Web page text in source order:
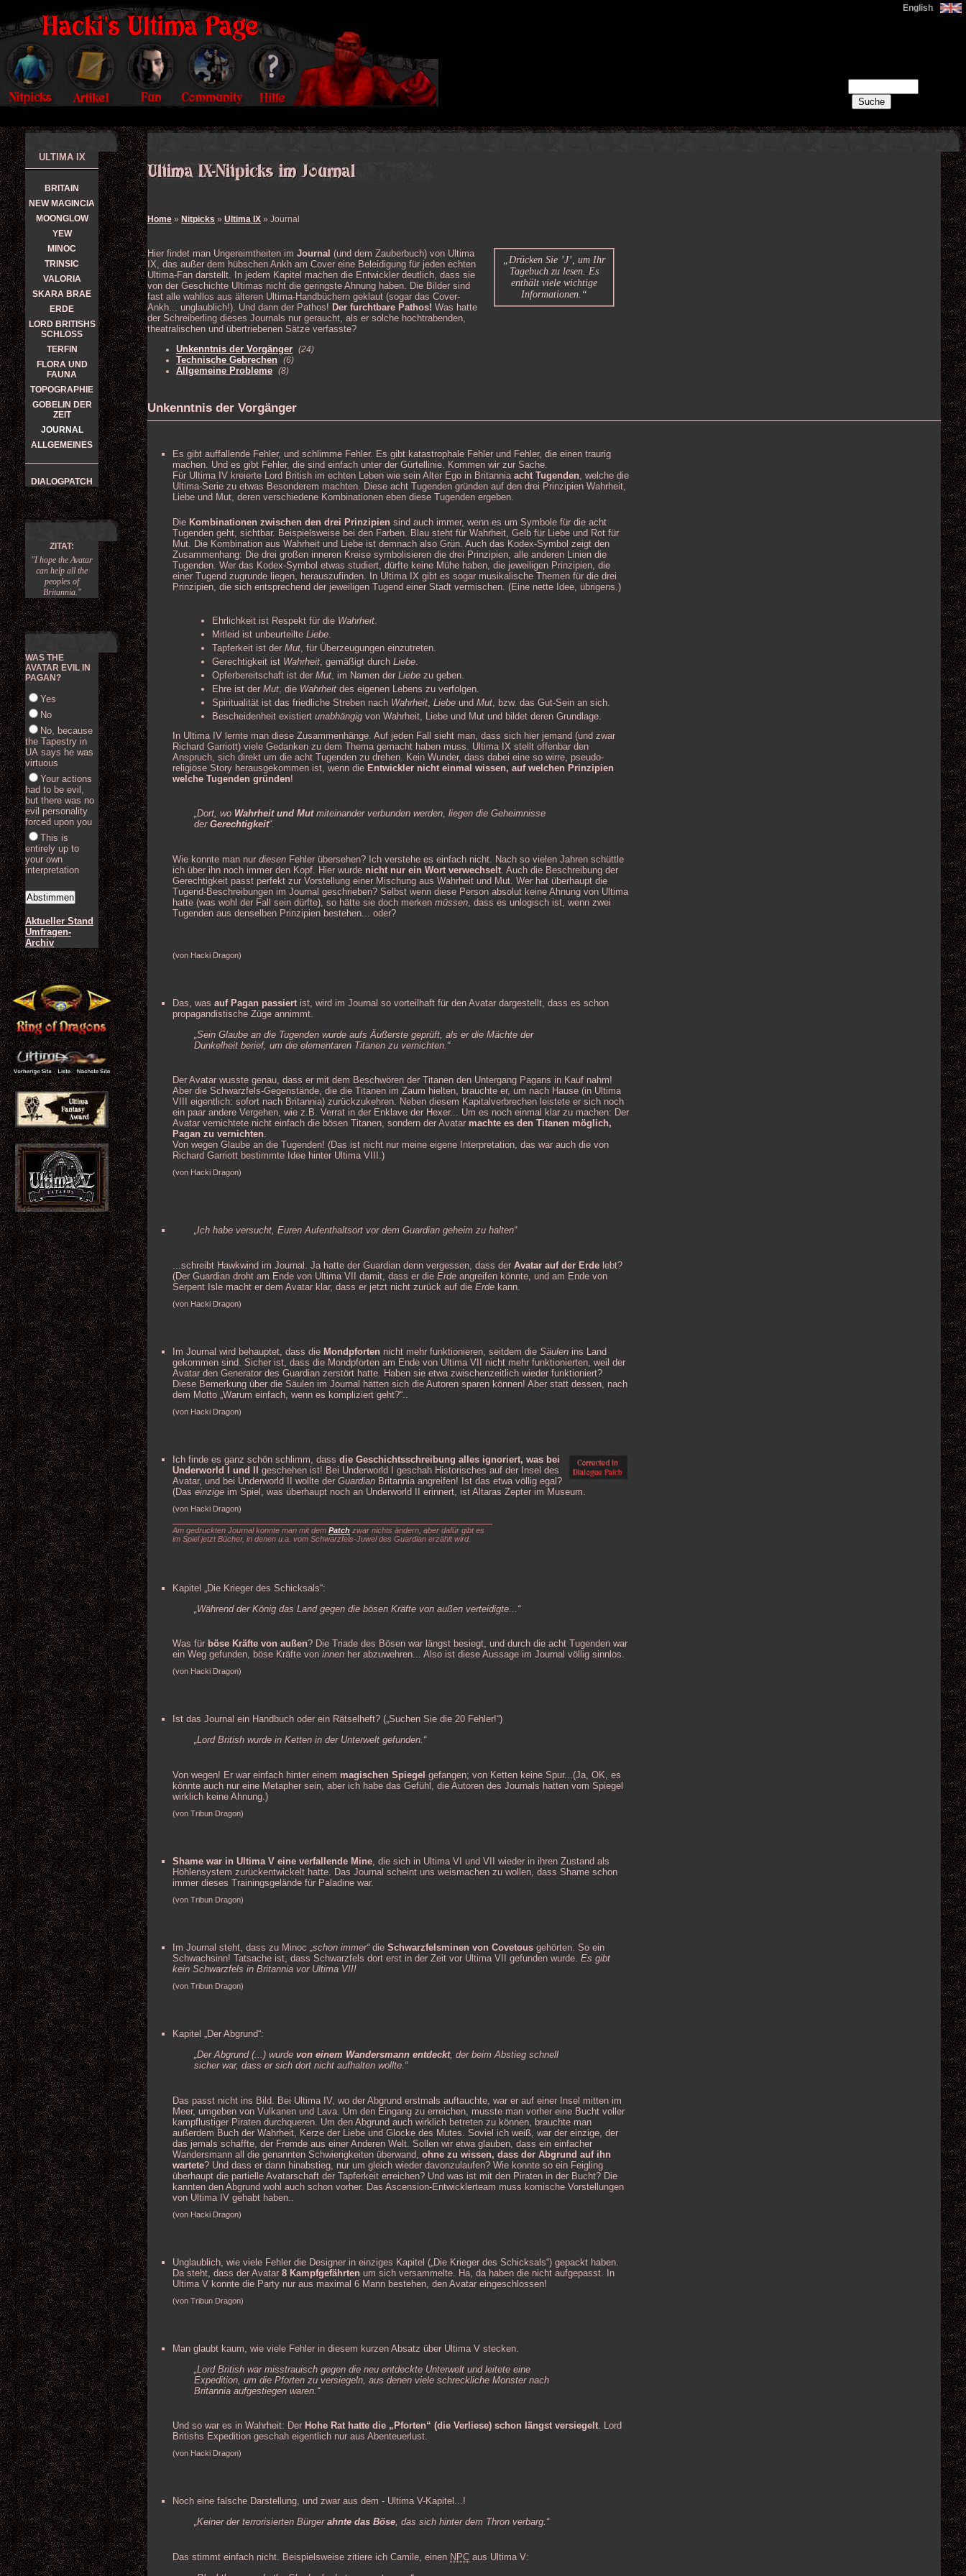
English
Home » Nitpicks » Ultima IX » Journal
„Drücken Sie ’J’, um Ihr
Tagebuch zu lesen. Es
enthält viele wichtige
Informationen.“
Hier findet man Ungereimtheiten im Journal (und dem Zauberbuch) von Ultima
IX, das außer dem hübschen Ankh am Cover eine Beleidigung für jeden echten
Ultima-Fan darstellt. In jedem Kapitel machen die Entwickler deutlich, dass sie
von der Geschichte Ultimas nicht die geringste Ahnung haben. Die Bilder sind
fast alle wahllos aus älteren Ultima-Handbüchern geklaut (sogar das Cover-
Ankh... unglaublich!). Und dann der Pathos! Der furchtbare Pathos! Was hatte
der Schreiberling dieses Journals nur geraucht, als er solche hochtrabenden,
theatralischen und übertriebenen Sätze verfasste?
Unkenntnis der Vorgänger (24)
Technische Gebrechen (6)
Allgemeine Probleme (8)
Unkenntnis der Vorgänger
Es gibt auffallende Fehler, und schlimme Fehler. Es gibt katastrophale Fehler und Fehler, die einen traurig
machen. Und es gibt Fehler, die sind einfach unter der Gürtellinie. Kommen wir zur Sache.
Für Ultima IV kreierte Lord British im echten Leben wie sein Alter Ego in Britannia acht Tugenden, welche die
Ultima-Serie zu etwas Besonderem machten. Diese acht Tugenden gründen auf den drei Prinzipien Wahrheit,
Liebe und Mut, deren verschiedene Kombinationen eben diese Tugenden ergeben.
Die Kombinationen zwischen den drei Prinzipien sind auch immer, wenn es um Symbole für die acht
Tugenden geht, sichtbar. Beispielsweise bei den Farben. Blau steht für Wahrheit, Gelb für Liebe und Rot für
Mut. Die Kombination aus Wahrheit und Liebe ist demnach also Grün. Auch das Kodex-Symbol zeigt den
Zusammenhang: Die drei großen inneren Kreise symbolisieren die drei Prinzipien, alle anderen Linien die
Tugenden. Wer das Kodex-Symbol etwas studiert, dürfte keine Mühe haben, die jeweiligen Prinzipien, die
einer Tugend zugrunde liegen, herauszufinden. In Ultima IX gibt es sogar musikalische Themen für die drei
Prinzipien, die sich entsprechend der jeweiligen Tugend einer Stadt vermischen. (Eine nette Idee, übrigens.)
Ehrlichkeit ist Respekt für die Wahrheit
Mitleid ist unbeurteilte Liebe
Tapferkeit ist der Mut , für Überzeugungen einzutreten.
Gerechtigkeit ist Wahrheit , gemäßigt durch Liebe
Opferbereitschaft ist der Mut , im Namen der Liebe zu geben.
Ehre ist der Mut , die Wahrheit des eigenen Lebens zu verfolgen.
Spiritualität ist das friedliche Streben nach Wahrheit Liebe und Mut , bzw. das Gut-Sein an sich.
Bescheidenheit existiert unabhängig von Wahrheit, Liebe und Mut und bildet deren Grundlage.
In Ultima IV lernte man diese Zusammenhänge. Auf jeden Fall sieht man, dass sich hier jemand (und zwar
Richard Garriott) viele Gedanken zu dem Thema gemacht haben muss. Ultima IX stellt offenbar den
Anspruch, sich direkt um die acht Tugenden zu drehen. Kein Wunder, dass dabei eine so wirre, pseudo-
religiöse Story herausgekommen ist, wenn die Entwickler nicht einmal wissen, auf welchen Prinzipien
welche Tugenden gründen!
„Dort, wo Wahrheit und Mutmiteinander verbunden werden, liegen die Geheimnisse
der Gerechtigkeit“.
Wie konnte man nur diesen Fehler übersehen? Ich verstehe es einfach nicht. Nach so vielen Jahren schüttle
ich über ihn noch immer den Kopf. Hier wurde nicht nur ein Wort verwechselt . Auch die Beschreibung der
Gerechtigkeit passt perfekt zur Vorstellung einer Mischung aus Wahrheit und Mut. Wer hat überhaupt die
Tugend-Beschreibungen im Journal geschrieben? Selbst wenn diese Person absolut keine Ahnung von Ultima
hatte (was wohl der Fall sein dürfte), so hätte sie doch merken müssen , dass es unlogisch ist, wenn zwei
Tugenden aus denselben Prinzipien bestehen... oder?
(von Hacki Dragon)
Das, was auf Pagan passiert ist, wird im Journal so vorteilhaft für den Avatar dargestellt, dass es schon
propagandistische Züge annimmt.
„Sein Glaube an die Tugenden wurde aufs Äußerste geprüft, als er die Mächte der
Dunkelheit berief, um die elementaren Titanen zu vernichten.“
Der Avatar wusste genau, dass er mit dem Beschwören der Titanen den Untergang Pagans in Kauf nahm!
Aber die Schwarzfels-Gegenstände, die die Titanen im Zaum hielten, brauchte er, um nach Hause (in Ultima
VIII eigentlich: sofort nach Britannia) zurückzukehren. Neben diesem Kapitalverbrechen leistete er sich noch
ein paar andere Vergehen, wie z.B. Verrat in der Enklave der Hexer... Um es noch einmal klar zu machen: Der
Avatar vernichtete nicht einfach die bösen Titanen, sondern der Avatar machte es den Titanen möglich,
Pagan zu vernichten.
Von wegen Glaube an die Tugenden! (Das ist nicht nur meine eigene Interpretation, das war auch die von
Richard Garriott bestimmte Idee hinter Ultima VIII.)
(von Hacki Dragon)
„Ich habe versucht, Euren Aufenthaltsort vor dem Guardian geheim zu halten“
...schreibt Hawkwind im Journal. Ja hatte der Guardian denn vergessen, dass der Avatar auf der Erde lebt?
(Der Guardian droht am Ende von Ultima VII damit, dass er die Erde angreifen könnte, und am Ende von
Serpent Isle macht er dem Avatar klar, dass er jetzt nicht zurück auf die Erde kann.
(von Hacki Dragon)
Im Journal wird behauptet, dass die Mondpforten nicht mehr funktionieren, seitdem die Säulen ins Land
gekommen sind. Sicher ist, dass die Mondpforten am Ende von Ultima VII nicht mehr funktionierten, weil der
Avatar den Generator des Guardian zerstört hatte. Haben sie etwa zwischenzeitlich wieder funktioniert?
Diese Bemerkung über die Säulen im Journal hätten sich die Autoren sparen können! Aber statt dessen, nach
dem Motto „Warum einfach, wenn es kompliziert geht?“..
(von Hacki Dragon)
Ich finde es ganz schön schlimm, dass die Geschichtsschreibung alles ignoriert, was bei
Underworld I und II
geschehen ist! Bei Underworld I geschah Historisches auf der Insel des
Avatar, und bei Underworld II wollte der Guardian Britannia angreifen! Ist das etwa völlig egal?
(Das einzige im Spiel, was überhaupt noch an Underworld II erinnert, ist Altaras Zepter im Museum.
(von Hacki Dragon)
Am gedruckten Journal konnte man mit dem Patch zwar nichts ändern, aber dafür gibt es
im Spiel jetzt Bücher, in denen u.a. vom Schwarzfels-Juwel des Guardian erzählt wird.
Kapitel „Die Krieger des Schicksals“:
„Während der König das Land gegen die bösen Kräfte von außen verteidigte...“
Was für böse Kräfte von außen? Die Triade des Bösen war längst besiegt, und durch die acht Tugenden war
ein Weg gefunden, böse Kräfte von innen her abzuwehren... Also ist diese Aussage im Journal völlig sinnlos.
(von Hacki Dragon)
Ist das Journal ein Handbuch oder ein Rätselheft? („Suchen Sie die 20 Fehler!“)
„Lord British wurde in Ketten in der Unterwelt gefunden.“
Von wegen! Er war einfach hinter einem magischen Spiegel gefangen; von Ketten keine Spur...(Ja, OK, es
könnte auch nur eine Metapher sein, aber ich habe das Gefühl, die Autoren des Journals hatten vom Spiegel
wirklich keine Ahnung.)
(von Tribun Dragon)
Shame war in Ultima V eine verfallende Mine , die sich in Ultima VI und VII wieder in ihren Zustand als
Höhlensystem zurückentwickelt hatte. Das Journal scheint uns weismachen zu wollen, dass Shame schon
immer dieses Trainingsgelände für Paladine war.
(von Tribun Dragon)
Im Journal steht, dass zu Minoc „schon immer“die Schwarzfelsminen von Covetous gehörten. So ein
Schwachsinn! Tatsache ist, dass Schwarzfels dort erst in der Zeit vor Ultima VII gefunden wurde. Es gibt
kein Schwarzfels in Britannia vor Ultima VII!
(von Tribun Dragon)
Kapitel „Der Abgrund“:
„Der Abgrund (...) wurde von einem Wandersmann entdeckt, der beim Abstieg schnell
sicher war, dass er sich dort nicht aufhalten wollte.“
Das passt nicht ins Bild. Bei Ultima IV, wo der Abgrund erstmals auftauchte, war er auf einer Insel mitten im
Meer, umgeben von Vulkanen und Lava. Um den Eingang zu erreichen, musste man vorher eine Bucht voller
kampflustiger Piraten durchqueren. Um den Abgrund auch wirklich betreten zu können, brauchte man
außerdem Buch der Wahrheit, Kerze der Liebe und Glocke des Mutes. Soviel ich weiß, war der einzige, der
das jemals schaffte, der Fremde aus einer Anderen Welt. Sollen wir etwa glauben, dass ein einfacher
Wandersmann all die genannten Schwierigkeiten überwand, ohne zu wissen, dass der Abgrund auf ihn
wartete? Und dass er dann hinabstieg, nur um gleich wieder davonzulaufen? Wie konnte so ein Feigling
überhaupt die partielle Avatarschaft der Tapferkeit erreichen? Und was ist mit den Piraten in der Bucht? Die
kannten den Abgrund wohl auch schon vorher. Das Ascension-Entwicklerteam muss komische Vorstellungen
von Ultima IV gehabt haben..
(von Hacki Dragon)
Unglaublich, wie viele Fehler die Designer in einziges Kapitel („Die Krieger des Schicksals“) gepackt haben.
Da steht, dass der Avatar 8 Kampfgefährten um sich versammelte. Ha, da haben die nicht aufgepasst. In
Ultima V konnte die Party nur aus maximal 6 Mann bestehen, den Avatar eingeschlossen!
(von Tribun Dragon)
Man glaubt kaum, wie viele Fehler in diesem kurzen Absatz über Ultima V stecken.
„Lord British war misstrauisch gegen die neu entdeckte Unterwelt und leitete eine
Expedition, um die Pforten zu versiegeln, aus denen viele schreckliche Monster nach
Britannia aufgestiegen waren.“
Und so war es in Wahrheit: Der Hohe Rat hatte die „Pforten“ (die Verliese) schon längst versiegelt. Lord
Britishs Expedition geschah eigentlich nur aus Abenteuerlust.
(von Hacki Dragon)
Noch eine falsche Darstellung, und zwar aus dem - Ultima V-Kapitel...!
„Keiner der terrorisierten Bürger ahnte das Böse, das sich hinter dem Thron verbarg.“
Das stimmt einfach nicht. Beispielsweise zitiere ich Camile, einen NPC aus Ultima V:
ULTIMA IX
BRITAIN
NEW MAGINCIA
MOONGLOW
YEW
MINOC
TRINSIC
VALORIA
SKARA BRAE
ERDE
LORD BRITISHS
SCHLOSS
TERFIN
FLORA UND
FAUNA
TOPOGRAPHIE
GOBELIN DER
ZEIT
JOURNAL
ALLGEMEINES
DIALOGPATCH
ZITAT:
"I hope the Avatar
can help all the
peoples of
Britannia."
WAS THE
AVATAR EVIL IN
PAGAN?
Yes
No
No, because
the Tapestry in
UA says he was
virtuous
Your actions
had to be evil,
but there was no
evil personality
forced upon you
This is
entirely up to
your own
interpretation
Aktueller Stand
Umfragen-
Archiv